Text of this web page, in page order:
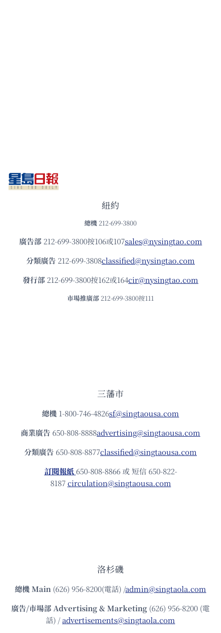
紐約
總機 212-699-3800
廣告部212-699-3800按106或107sales@nysingtao.com
分類廣告 212-699-3808classified@nysingtao.com
發⾏部 212-699-3800按162或164cir@nysingtao.com
市場推廣部 212-699-3800按111
三藩市
總機 1-800-746-4826sf@singtaousa.com
商業廣告 650-808-8888advertising@singtaousa.com
分類廣告 650-808-8877classified@singtaousa.com
訂閱報紙 650-808-8866 或 短信 650-822-
8187circulation@singtaousa.com
洛杉磯
總機Main (626) 956-8200(電話) /admin@singtaola.com
廣告/市場部Advertising & Marketing (626) 956-8200 (電
話) /advertisements@singtaola.com